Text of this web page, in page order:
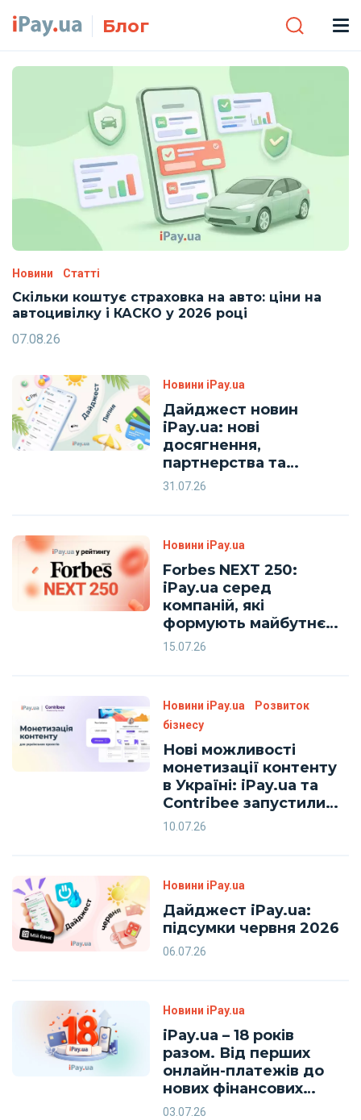
Блог
Новини Статті
Скільки коштує страховка на авто: ціни на
автоцивілку і КАСКО у 2026 році
07.08.26
Новини iPay.ua
Дайджест новин
iPay.ua: нові
досягнення,
партнерства та
корисні фінансові
31.07.26
Новини iPay.ua
Forbes NEXT 250:
iPay.ua серед
компаній, які
формують майбутнє
українського фінтеху
15.07.26
Новини iPay.ua
Розвиток
бізнесу
Нові можливості
монетизації контенту
в Україні: iPay.ua та
Contribee запустили
спільний проєкт
10.07.26
Новини iPay.ua
Дайджест iPay.ua:
підсумки червня 2026
06.07.26
Новини iPay.ua
iPay.ua – 18 років
разом. Від перших
онлайн-платежів до
нових фінансових
технологій
03.07.26